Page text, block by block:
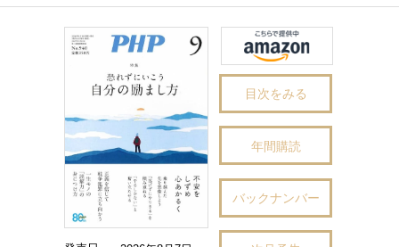
目次をみる
年間購読
バックナンバー